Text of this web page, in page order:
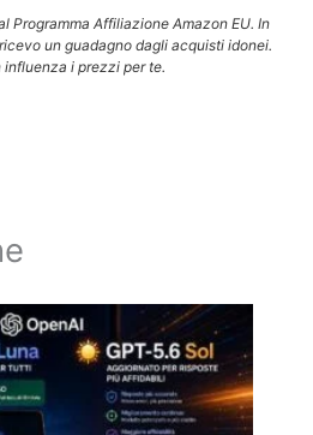
Programma Affiliazione Amazon EU. In
un guadagno dagli acquisti idonei.
influenza i prezzi per te.